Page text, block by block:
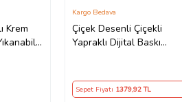
Krem
Çiçek Desenli Çiçekli
Yapraklı Dijital Baskı
(Çok Renkli)
Kargo Bedava
Sepet Fiyatı 1379,92 TL